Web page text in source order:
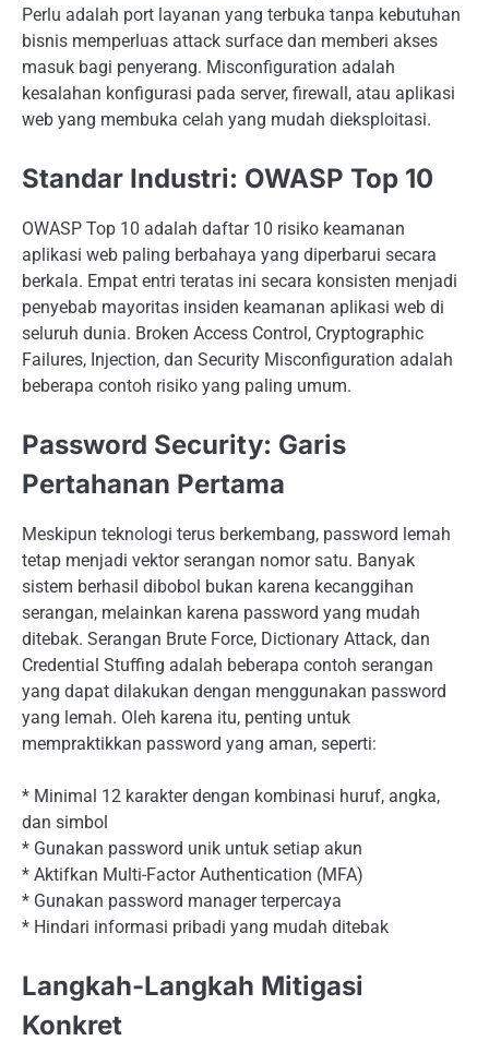
Perlu adalah port layanan yang terbuka tanpa kebutuhan
bisnis memperluas attack surface dan memberi akses
masuk bagi penyerang. Misconfiguration adalah
kesalahan konfigurasi pada server, firewall, atau aplikasi
web yang membuka celah yang mudah dieksploitasi.
Standar Industri: OWASP Top 10
OWASP Top 10 adalah daftar 10 risiko keamanan
aplikasi web paling berbahaya yang diperbarui secara
berkala. Empat entri teratas ini secara konsisten menjadi
penyebab mayoritas insiden keamanan aplikasi web di
seluruh dunia. Broken Access Control, Cryptographic
Failures, Injection, dan Security Misconfiguration adalah
beberapa contoh risiko yang paling umum.
Password Security: Garis
Pertahanan Pertama
Meskipun teknologi terus berkembang, password lemah
tetap menjadi vektor serangan nomor satu. Banyak
sistem berhasil dibobol bukan karena kecanggihan
serangan, melainkan karena password yang mudah
ditebak. Serangan Brute Force, Dictionary Attack, dan
Credential Stuffing adalah beberapa contoh serangan
yang dapat dilakukan dengan menggunakan password
yang lemah. Oleh karena itu, penting untuk
mempraktikkan password yang aman, seperti:
* Minimal 12 karakter dengan kombinasi huruf, angka,
dan simbol
* Gunakan password unik untuk setiap akun
* Aktifkan Multi-Factor Authentication (MFA)
* Gunakan password manager terpercaya
* Hindari informasi pribadi yang mudah ditebak
Langkah-Langkah Mitigasi
Konkret